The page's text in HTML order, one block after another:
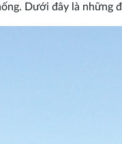
Dưới đây là những